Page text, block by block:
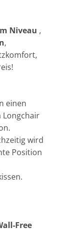
Niveau ,
,
einen
Longchair
wird
Position
Free